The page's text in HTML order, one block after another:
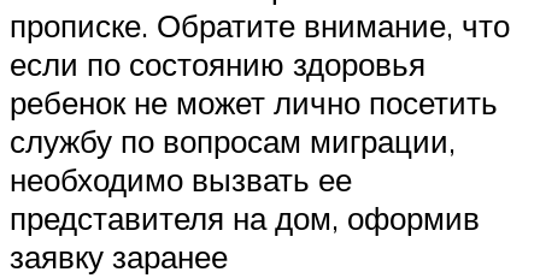
прописке. Обратите внимание, что
если по состоянию здоровья
ребенок не может лично посетить
службу по вопросам миграции,
необходимо вызвать ее
представителя на дом, оформив
заявку заранее